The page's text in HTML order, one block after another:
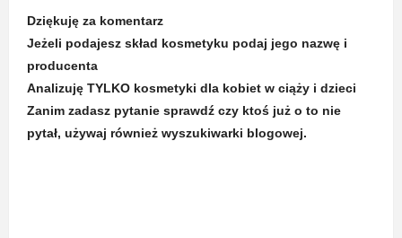
Dziękuję za komentarz
Jeżeli podajesz skład kosmetyku podaj jego nazwę i
producenta
Analizuję TYLKO kosmetyki dla kobiet w ciąży i dzieci
Zanim zadasz pytanie sprawdź czy ktoś już o to nie
pytał, używaj również wyszukiwarki blogowej.